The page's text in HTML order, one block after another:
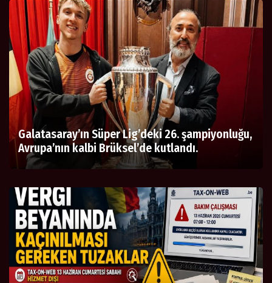
Galatasaray’ın Süper Lig’deki 26. şampiyonluğu,
Avrupa’nın kalbi Brüksel’de kutlandı.